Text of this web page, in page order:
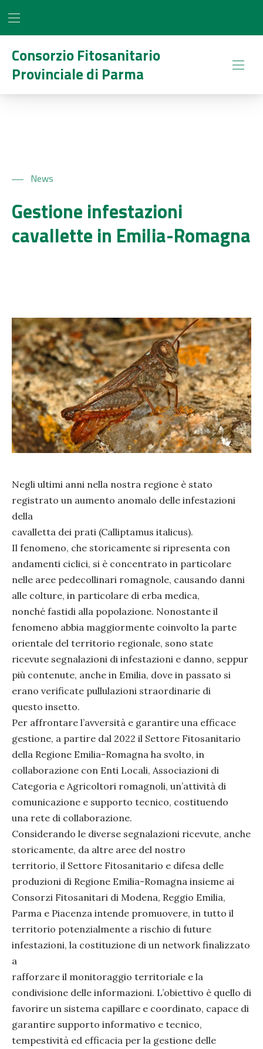
BAR NAVIGATION
Consorzio Fitosanitario
Provinciale di Parma
News
Gestione infestazioni
cavallette in Emilia-Romagna
Negli ultimi anni nella nostra regione è stato
registrato un aumento anomalo delle infestazioni
della
cavalletta dei prati (Calliptamus italicus).
Il fenomeno, che storicamente si ripresenta con
andamenti ciclici, si è concentrato in particolare
nelle aree pedecollinari romagnole, causando danni
alle colture, in particolare di erba medica,
nonché fastidi alla popolazione. Nonostante il
fenomeno abbia maggiormente coinvolto la parte
orientale del territorio regionale, sono state
ricevute segnalazioni di infestazioni e danno, seppur
più contenute, anche in Emilia, dove in passato si
erano verificate pullulazioni straordinarie di
questo insetto.
Per affrontare l’avversità e garantire una efficace
gestione, a partire dal 2022 il Settore Fitosanitario
della Regione Emilia-Romagna ha svolto, in
collaborazione con Enti Locali, Associazioni di
Categoria e Agricoltori romagnoli, un’attività di
comunicazione e supporto tecnico, costituendo
una rete di collaborazione.
Considerando le diverse segnalazioni ricevute, anche
storicamente, da altre aree del nostro
territorio, il Settore Fitosanitario e difesa delle
produzioni di Regione Emilia-Romagna insieme ai
Consorzi Fitosanitari di Modena, Reggio Emilia,
Parma e Piacenza intende promuovere, in tutto il
territorio potenzialmente a rischio di future
infestazioni, la costituzione di un network finalizzato
a
rafforzare il monitoraggio territoriale e la
condivisione delle informazioni. L’obiettivo è quello di
favorire un sistema capillare e coordinato, capace di
garantire supporto informativo e tecnico,
tempestività ed efficacia per la gestione delle